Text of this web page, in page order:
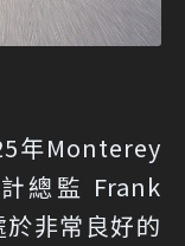
年Monterey
總監 Frank
非常良好的